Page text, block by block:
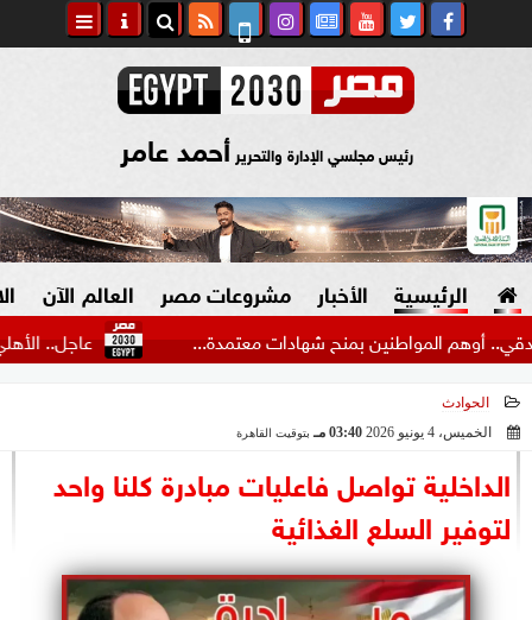
رئيس مجلسي الإدارة والتحرير أحمد عامر
الرئيسية الأخبار
السياسة
الرئاسة
البرلمان
الوزارات
مشروعات مصر
صنع في مصر
العالم الآن
عاجل.. الأهلي يعلن المواطنين بمنح شهادات معتمدة...
الحوادث
الخميس، 4 يونيو 2026
03:40 مـ بتوقيت القاهرة
الداخلية تواصل فاعليات مبادرة كلنا واحد
لتوفير السلع الغذائية